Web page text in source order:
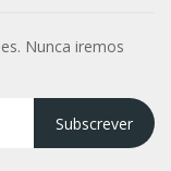
Nunca iremos
Subscrever